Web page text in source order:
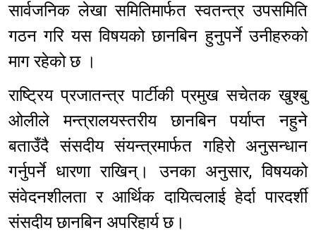
सार्वजनिक लेखा समितिमार्फत स्वतन्त्र उपसमिति
गठन गरि यस विषयको छानबिन हुनुपर्ने उनीहरुको
माग रहेको छ ।
राष्ट्रिय प्रजातन्त्र पार्टीकी प्रमुख सचेतक खुश्बु
ओलीले मन्त्रालयस्तरीय छानबिन पर्याप्त नहुने
बताउँदै संसदीय संयन्त्रमार्फत गहिरो अनुसन्धान
गर्नुपर्ने धारणा राखिन्। उनका अनुसार, विषयको
संवेदनशीलता र आर्थिक दायित्वलाई हेर्दा पारदर्शी
संसदीय छानबिन अपरिहार्य छ।